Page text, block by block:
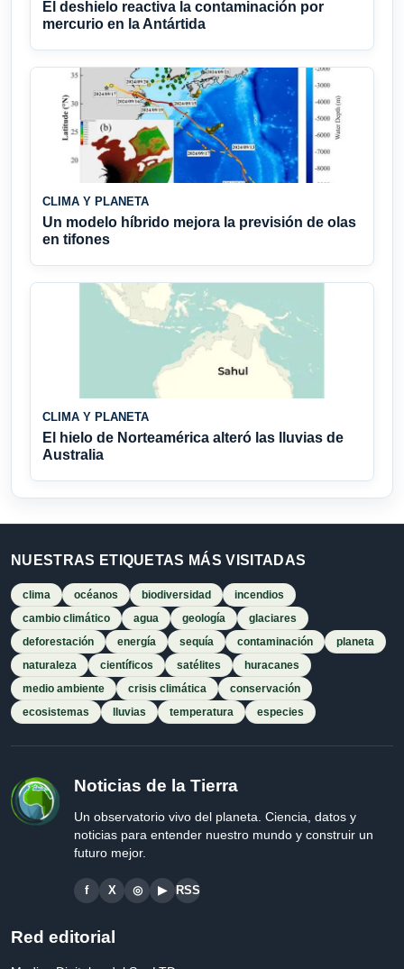
El deshielo reactiva la contaminación por
mercurio en la Antártida
CLIMA Y PLANETA
Un modelo híbrido mejora la previsión de olas
en tifones
CLIMA Y PLANETA
El hielo de Norteamérica alteró las lluvias de
Australia
NUESTRAS ETIQUETAS MÁS VISITADAS
clima océanos biodiversidad
incendios
cambio climático
agua geología
glaciares
deforestación
energía sequía contaminación
planeta
naturaleza
científicos satélites
huracanes
medio ambiente
crisis climática
conservación
ecosistemas
lluvias temperatura especies
Noticias de la Tierra
Un observatorio vivo del planeta. Ciencia, datos y
noticias para entender nuestro mundo y construir un
futuro mejor.
f X ◎ ▶ RSS
Red editorial